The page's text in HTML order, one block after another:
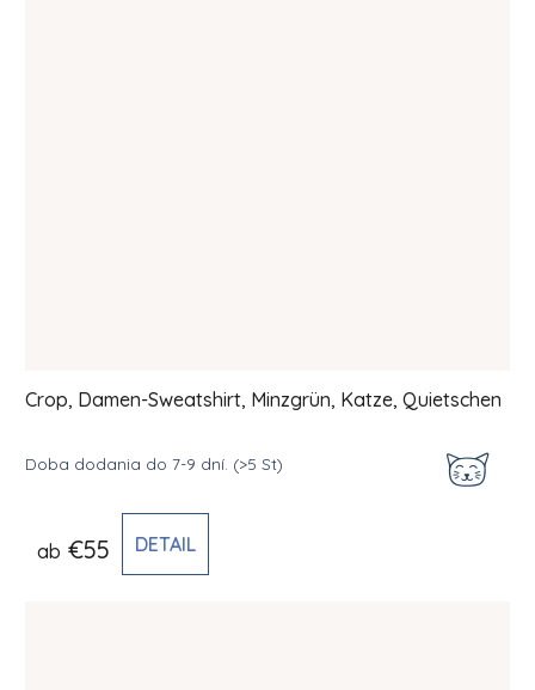
Crop, Damen-Sweatshirt, Minzgrün, Katze, Quietschen
Doba dodania do 7-9 dní. (>5 St)
ab €55 DETAIL